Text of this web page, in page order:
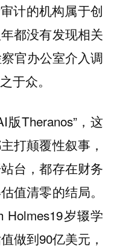
计的机构属于创
都没有发现相关
官办公室介入调
于众。
Theranos”，这
打颠覆性叙事，
台，都存在财务
值清零的结局。
Holmes19岁辍学
做到90亿美元，